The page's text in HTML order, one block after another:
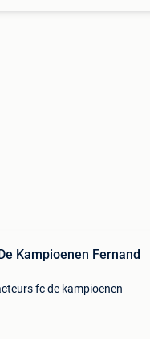
Kampioenen Fernand
fc de kampioenen